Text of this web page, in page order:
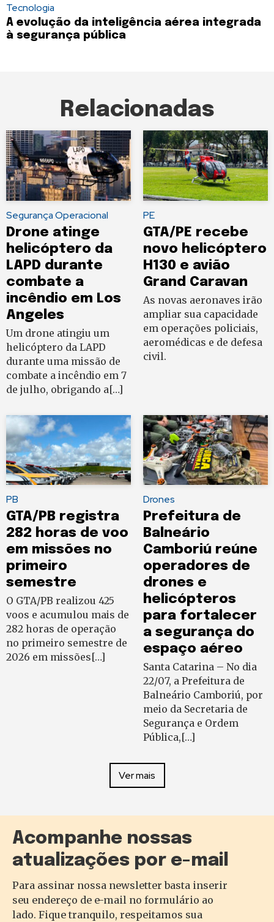
Tecnologia
A evolução da inteligência aérea integrada
à segurança pública
Relacionadas
Segurança Operacional
Drone atinge
helicóptero da
LAPD durante
combate a
incêndio em Los
Angeles
Um drone atingiu um
helicóptero da LAPD
durante uma missão de
combate a incêndio em 7
de julho, obrigando a[…]
PE
GTA/PE recebe
novo helicóptero
H130 e avião
Grand Caravan
As novas aeronaves irão
ampliar sua capacidade
em operações policiais,
aeromédicas e de defesa
civil.
PB
GTA/PB registra
282 horas de voo
em missões no
primeiro
semestre
O GTA/PB realizou 425
voos e acumulou mais de
282 horas de operação
no primeiro semestre de
2026 em missões[…]
Drones
Prefeitura de
Balneário
Camboriú reúne
operadores de
drones e
helicópteros
para fortalecer
a segurança do
espaço aéreo
Santa Catarina – No dia
22/07, a Prefeitura de
Balneário Camboriú, por
meio da Secretaria de
Segurança e Ordem
Pública,[…]
Ver mais
Acompanhe nossas
atualizações por e-mail
Para assinar nossa newsletter basta inserir
seu endereço de e-mail no formulário ao
lado. Fique tranquilo, respeitamos sua